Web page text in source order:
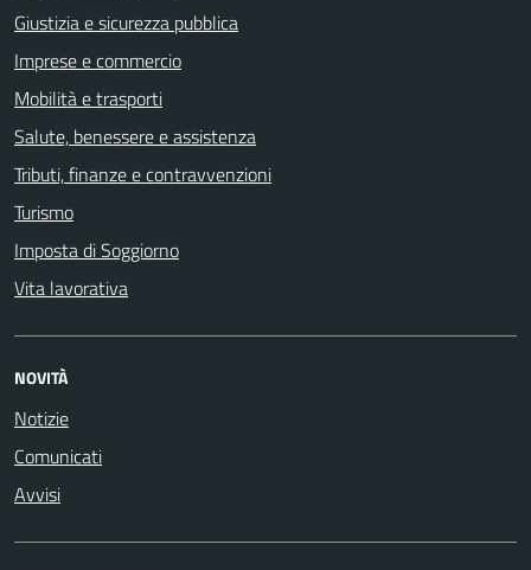
Giustizia e sicurezza pubblica
Imprese e commercio
Mobilità e trasporti
Salute, benessere e assistenza
Tributi, finanze e contravvenzioni
Turismo
Imposta di Soggiorno
Vita lavorativa
NOVITÀ
Notizie
Comunicati
Avvisi